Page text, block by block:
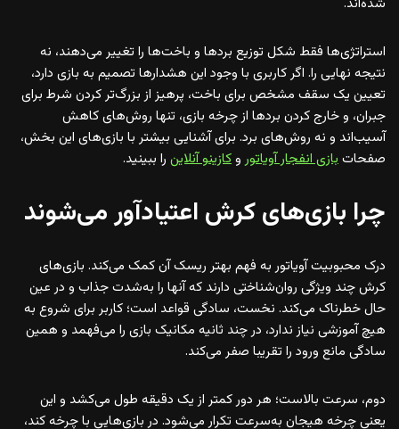
استراتژی‌ها فقط شکل توزیع بردها و باخت‌ها را تغییر می‌دهند، نه
نتیجه نهایی را. اگر کاربری با وجود این هشدارها تصمیم به بازی دارد،
تعیین یک سقف مشخص برای باخت، پرهیز از بزرگ‌تر کردن شرط برای
جبران، و خارج کردن بردها از چرخه بازی، تنها روش‌های کاهش
آسیب‌اند و نه روش‌های برد. برای آشنایی بیشتر با بازی‌های این بخش،
صفحاتبازی انفجار آویاتوروکازینو آنلاین را ببینید.
چرا بازی‌های کرش اعتیادآور می‌شوند
درک محبوبیت آویاتور به فهم بهتر ریسک آن کمک می‌کند. بازی‌های
کرش چند ویژگی روان‌شناختی دارند که آنها را به‌شدت جذاب و در عین
حال خطرناک می‌کند. نخست، سادگی قواعد است؛ کاربر برای شروع به
هیچ آموزشی نیاز ندارد، در چند ثانیه مکانیک بازی را می‌فهمد و همین
سادگی مانع ورود را تقریبا صفر می‌کند.
دوم، سرعت بالاست؛ هر دور کمتر از یک دقیقه طول می‌کشد و این
یعنی چرخه هیجان به‌سرعت تکرار می‌شود. در بازی‌هایی با چرخه کند،